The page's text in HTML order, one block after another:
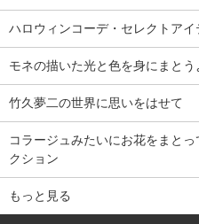
ハロウィンコーデ・セレクトアイ
モネの描いた光と色を身にまとう
竹久夢二の世界に思いをはせて
コラージュみたいにお花をまと
クション
もっと見る